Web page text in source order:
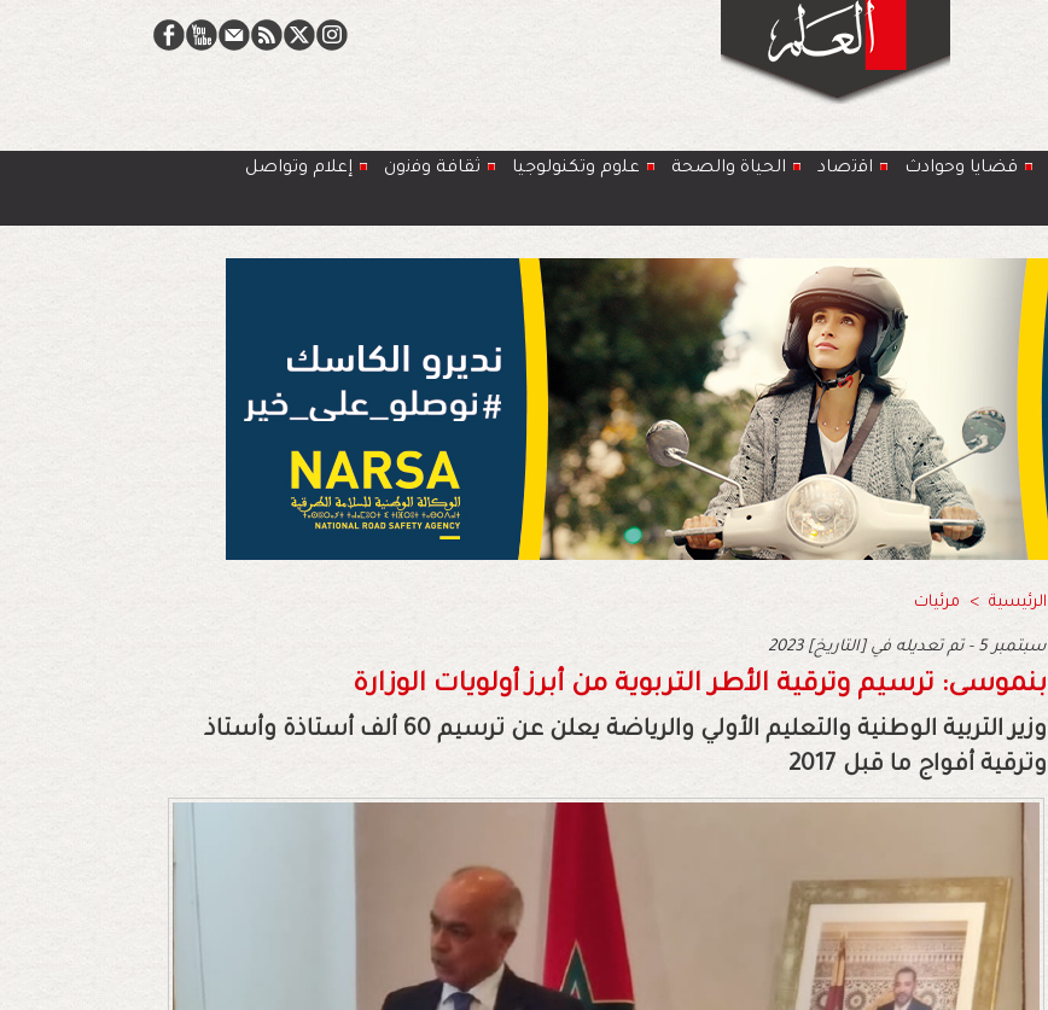
قضايا وحوادث اﻗﺗﺻﺎد الحياة والصحة ﻋﻠوم وتكنولوجيا ﺛﻘﺎﻓﺔ وﻓﻧون
إعلام وتواصل
الرئيسية > مرئيات
2023 سبتمبر 5 - تم تعديله في [التاريخ]
بنموسى: ترسيم وترقية الأطر التربوية من أبرز أولويات الوزارة
وزير التربية الوطنية والتعليم الأولي والرياضة يعلن عن ترسيم 60 ألف أستاذة وأستاذ
وترقية أفواج ما قبل 2017